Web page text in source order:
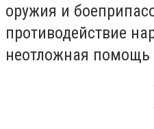
оружия и
противодействие
неотложная